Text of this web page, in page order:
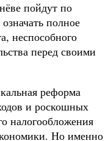
пойдут по
полное
неспособного
перед своими
реформа
и роскошных
налогообложения
Но именно